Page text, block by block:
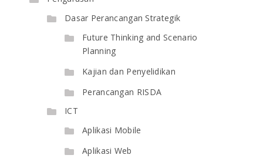
Dasar Perancangan Strategik
Future Thinking and Scenario
Planning
Kajian dan Penyelidikan
Perancangan RISDA
ICT
Aplikasi Mobile
Aplikasi Web